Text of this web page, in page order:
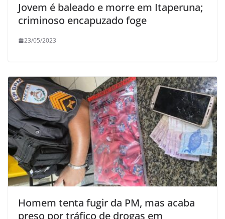
Jovem é baleado e morre em Itaperuna;
criminoso encapuzado foge
23/05/2023
Homem tenta fugir da PM, mas acaba
preso por tráfico de drogas em